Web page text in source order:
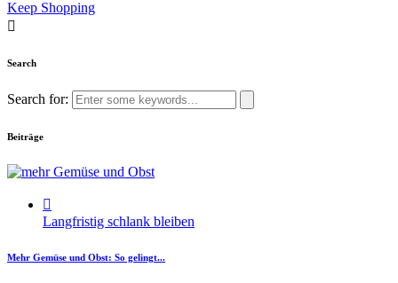
Keep Shopping
Search
Search for:
Beiträge
Langfristig schlank bleiben
Mehr Gemüse und Obst: So gelingt...